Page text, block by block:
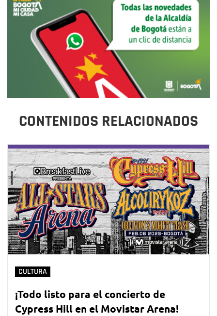
CONTENIDOS RELACIONADOS
CULTURA
¡Todo listo para el concierto de
Cypress Hill en el Movistar Arena!